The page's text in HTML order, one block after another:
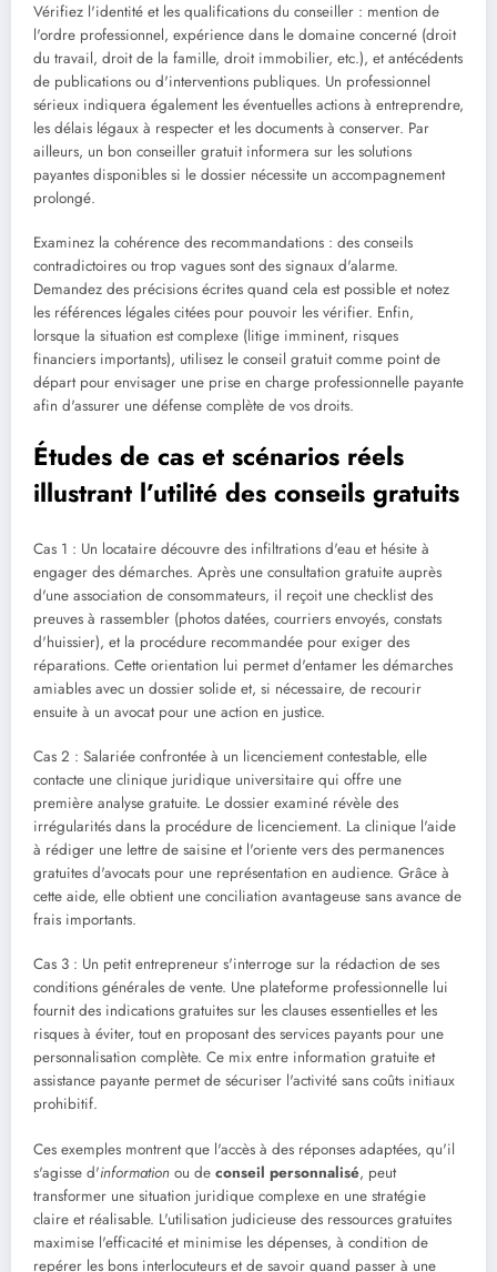
Vérifiez l'identité et les qualifications du conseiller : mention de
l'ordre professionnel, expérience dans le domaine concerné (droit
du travail, droit de la famille, droit immobilier, etc.), et antécédents
de publications ou d'interventions publiques. Un professionnel
sérieux indiquera également les éventuelles actions à entreprendre,
les délais légaux à respecter et les documents à conserver. Par
ailleurs, un bon conseiller gratuit informera sur les solutions
payantes disponibles si le dossier nécessite un accompagnement
prolongé.
Examinez la cohérence des recommandations : des conseils
contradictoires ou trop vagues sont des signaux d'alarme.
Demandez des précisions écrites quand cela est possible et notez
les références légales citées pour pouvoir les vérifier. Enfin,
lorsque la situation est complexe (litige imminent, risques
financiers importants), utilisez le conseil gratuit comme point de
départ pour envisager une prise en charge professionnelle payante
afin d'assurer une défense complète de vos droits.
Études de cas et scénarios réels
illustrant l’utilité des conseils gratuits
Cas 1 : Un locataire découvre des infiltrations d'eau et hésite à
engager des démarches. Après une consultation gratuite auprès
d'une association de consommateurs, il reçoit une checklist des
preuves à rassembler (photos datées, courriers envoyés, constats
d'huissier), et la procédure recommandée pour exiger des
réparations. Cette orientation lui permet d'entamer les démarches
amiables avec un dossier solide et, si nécessaire, de recourir
ensuite à un avocat pour une action en justice.
Cas 2 : Salariée confrontée à un licenciement contestable, elle
contacte une clinique juridique universitaire qui offre une
première analyse gratuite. Le dossier examiné révèle des
irrégularités dans la procédure de licenciement. La clinique l'aide
à rédiger une lettre de saisine et l'oriente vers des permanences
gratuites d'avocats pour une représentation en audience. Grâce à
cette aide, elle obtient une conciliation avantageuse sans avance de
frais importants.
Cas 3 : Un petit entrepreneur s'interroge sur la rédaction de ses
conditions générales de vente. Une plateforme professionnelle lui
fournit des indications gratuites sur les clauses essentielles et les
risques à éviter, tout en proposant des services payants pour une
personnalisation complète. Ce mix entre information gratuite et
assistance payante permet de sécuriser l'activité sans coûts initiaux
prohibitif.
Ces exemples montrent que l'accès à des réponses adaptées, qu'il
s'agisse d'information ou de conseil personnalisé, peut
transformer une situation juridique complexe en une stratégie
claire et réalisable. L'utilisation judicieuse des ressources gratuites
maximise l'efficacité et minimise les dépenses, à condition de
repérer les bons interlocuteurs et de savoir quand passer à une